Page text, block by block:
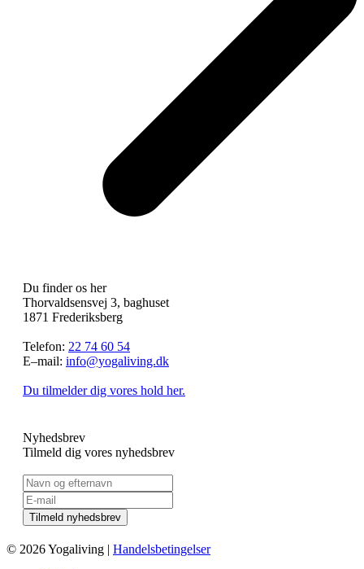
Du finder os her
Thorvaldsensvej 3, baghuset
1871 Frederiksberg
Telefon: 22 74 60 54
E–mail: info@yogaliving.dk
Du tilmelder dig vores hold her.
Nyhedsbrev
Tilmeld dig vores nyhedsbrev
© 2026 Yogaliving | Handelsbetingelser